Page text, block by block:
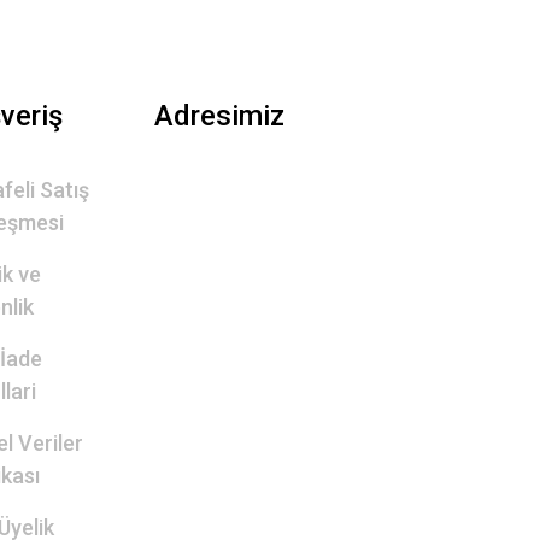
Satış
ve
Veriler
Adresimiz